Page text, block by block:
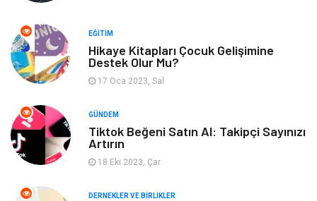
Organizasyon Metal Maden
Spor
Turizm
Hediyelik Eşya
Aksesuar Basın Yayın
EĞITIM
Hikaye Kitapları Çocuk Gelişimine
Destek Olur Mu?
17 Oca 2023, Sal
GÜNDEM
Tiktok Beğeni Satın Al: Takipçi Sayınızı
Artırın
18 Eki 2023, Çar
DERNEKLER VE BIRLIKLER